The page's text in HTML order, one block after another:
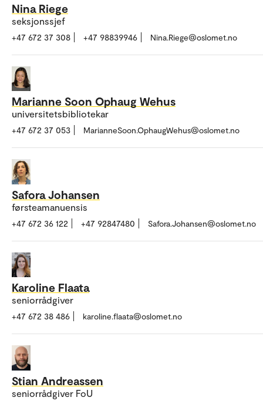
Nina Riege
seksjonssjef
+47 672 37 308 +47 98839946 Nina.Riege@oslomet.no
Marianne Soon Ophaug Wehus
universitetsbibliotekar
+47 672 37 053 MarianneSoon.OphaugWehus@oslomet.no
Safora Johansen
førsteamanuensis
+47 672 36 122 +47 92847480 Safora.Johansen@oslomet.no
Karoline Flaata
seniorrådgiver
+47 672 38 486 karoline.flaata@oslomet.no
Stian Andreassen
seniorrådgiver FoU